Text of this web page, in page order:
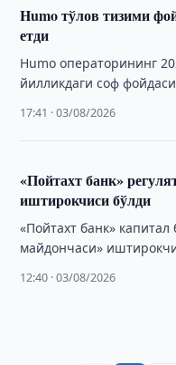
Humo тўлов тизими
етди
Humo операторининг
йилликдаги соф
17:41 · 03/08/2026
«Пойтахт банк»
иштирокчиси бўлди
«Пойтахт банк» капитал
майдончаси»
12:40 · 03/08/2026